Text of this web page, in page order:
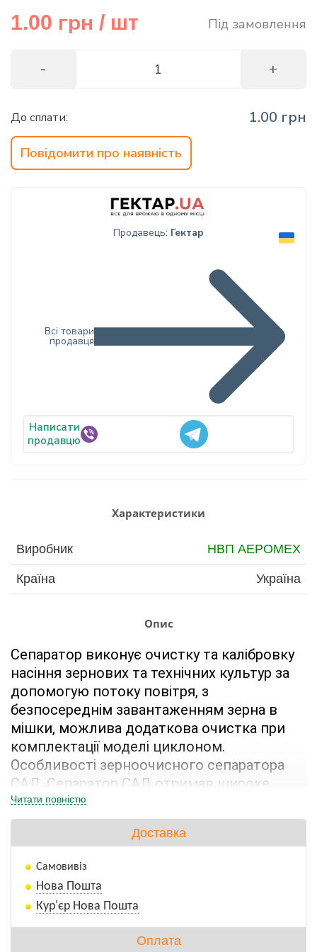
info@hectare.ua
1.00 грн / шт Під замовлення
До сплати: 1.00 грн
Повідомити про наявність
Продавець: Гектар
Написати
продавцю
Всі товари
продавця
Характеристики
Виробник НВП АЕРОМЕХ
Країна Україна
Опис
Сепаратор виконує очистку та калібровку
насіння зернових та технічних культур за
допомогую потоку повітря, з
безпосереднім завантаженням зерна в
мішки, можлива додаткова очистка при
комплектації моделі циклоном.
Особливості зерноочисного сепаратора
САД. Сепаратор САД отримав широке
застосування як на крупних елеваторах,
так і в невеликих фермерських
господарствах, що займаються
Унікальність даного обладнання полягає у
високоточній калібровці зерна за
питомою вагою, однорідність насіння при
сепарації, що дає можливість виділяти
Читати повністю
Доставка
Самовивіз
Нова Пошта
Кур'єр Нова Пошта
Оплата